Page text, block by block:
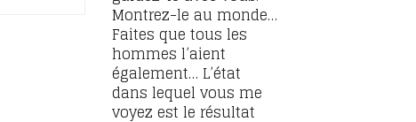
Montrez-le au monde…
Faites que tous les
hommes l’aient
également… L’état
dans lequel vous me
voyez est le résultat